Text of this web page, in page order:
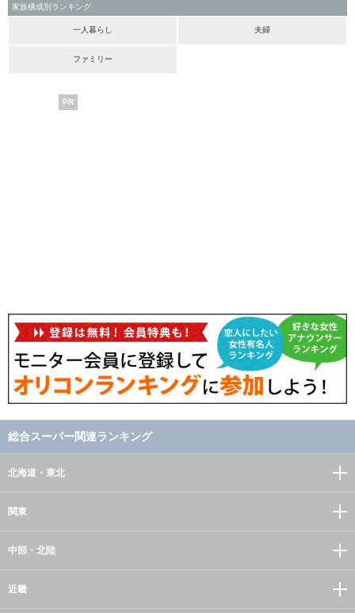
家族構成別ランキング
一人暮らし 夫婦
ファミリー
PR
総合スーパー関連ランキング
北海道・東北
関東
中部・北陸
近畿